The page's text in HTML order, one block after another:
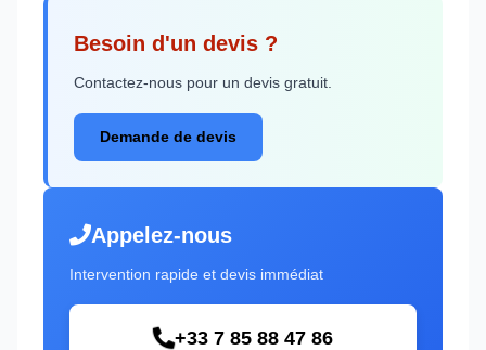
Besoin d'un devis ?
Contactez-nous pour un devis gratuit.
Demande de devis
Appelez-nous
Intervention rapide et devis immédiat
+33 7 85 88 47 86